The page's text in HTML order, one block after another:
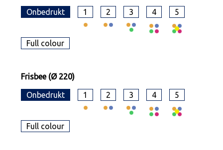
Onbedrukt 1 2 3 4 5
Full colour
Frisbee (Ø 220)
Onbedrukt 1 2 3 4 5
Full colour